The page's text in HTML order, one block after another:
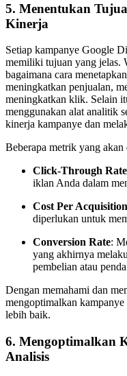
5. Menentukan
Kinerja
Setiap kampanye Google
memiliki tujuan yang jelas.
bagaimana cara
meningkatkan penjualan,
meningkatkan klik. Selain
menggunakan alat analitik
kinerja kampanye dan
Beberapa metrik yang akan
Click-Through
iklan Anda dalam
Cost Per
diperlukan untuk
Conversion Rate:
yang akhirnya
pembelian atau
Dengan memahami dan
mengoptimalkan
lebih baik.
6. Mengoptimalkan
Analisis